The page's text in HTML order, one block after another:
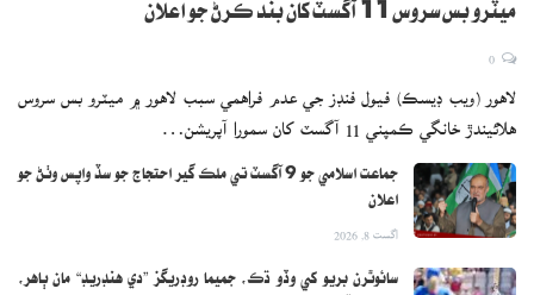
ميٽرو بس سروس 11 آگسٽ کان بند ڪرڻ جو اعلان
لاهور (ويب ڊيسڪ) فيول فنڊز جي عدم فراهمي سبب لاهور ۾ ميٽرو بس سروس
هلائيندڙ خانگي ڪمپني 11 آگسٽ کان سمورا آپريشن…
جماعت اسلامي جو 9 آگسٽ تي ملڪ گير احتجاج جو سڏ واپس وٺڻ جو
اعلان
اگست 8, 2026
سائوٿرن بريو کي وڏو ڌڪ، جميما روڊريگز ”دي هنڊريڊ“ مان ٻاهر،